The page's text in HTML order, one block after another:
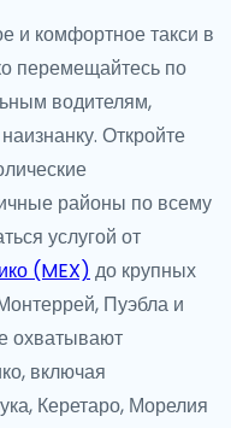
и комфортное такси в
перемещайтесь по
водителям,
Откройте
районы по всему
услугой от
(MEX) до крупных
Пуэбла и
охватывают
включая
Керетаро, Морелия